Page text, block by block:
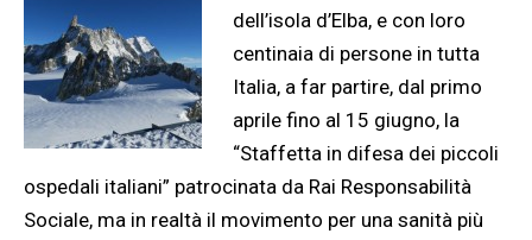
dell’isola d’Elba, e con loro
centinaia di persone in tutta
Italia, a far partire, dal primo
aprile fino al 15 giugno, la
“Staffetta in difesa dei piccoli
ospedali italiani” patrocinata da Rai Responsabilità
Sociale, ma in realtà il movimento per una sanità più